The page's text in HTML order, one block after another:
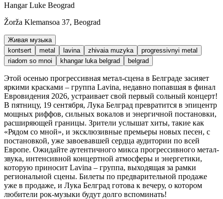
Hangar Luke Beograd
Žorža Klemansoa 37, Beograd
Живая музыка
kontsert
metal lavina zhivaia muzyka
progressivnyi metal
riadom so mnoi
khangar luka belgrad belgrad
Этой осенью прогрессивная метал-сцена в Белграде засияет
яркими красками – группа Lavina, недавно попавшая в финал
Евровидения 2026, устраивает свой первый сольный концерт!
В пятницу, 19 сентября, Лука Белград превратится в эпицентр
мощных риффов, сильных вокалов и энергичной постановки,
расширяющей границы. Зрители услышат хиты, такие как
«Рядом со мной», и эксклюзивные премьеры новых песен, с
постановкой, уже завоевавшей сердца аудитории по всей
Европе. Ожидайте аутентичного микса прогрессивного метал-
звука, интенсивной концертной атмосферы и энергетики,
которую приносит Lavina – группа, выходящая за рамки
региональной сцены. Билеты по предварительной продаже
уже в продаже, и Лука Белград готова к вечеру, о котором
любители рок-музыки будут долго вспоминать!